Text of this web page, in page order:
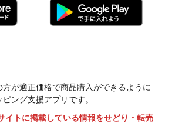
が適正価格で商品購入ができるように
ング支援アプリです。
イトに掲載している情報をせどり・転売